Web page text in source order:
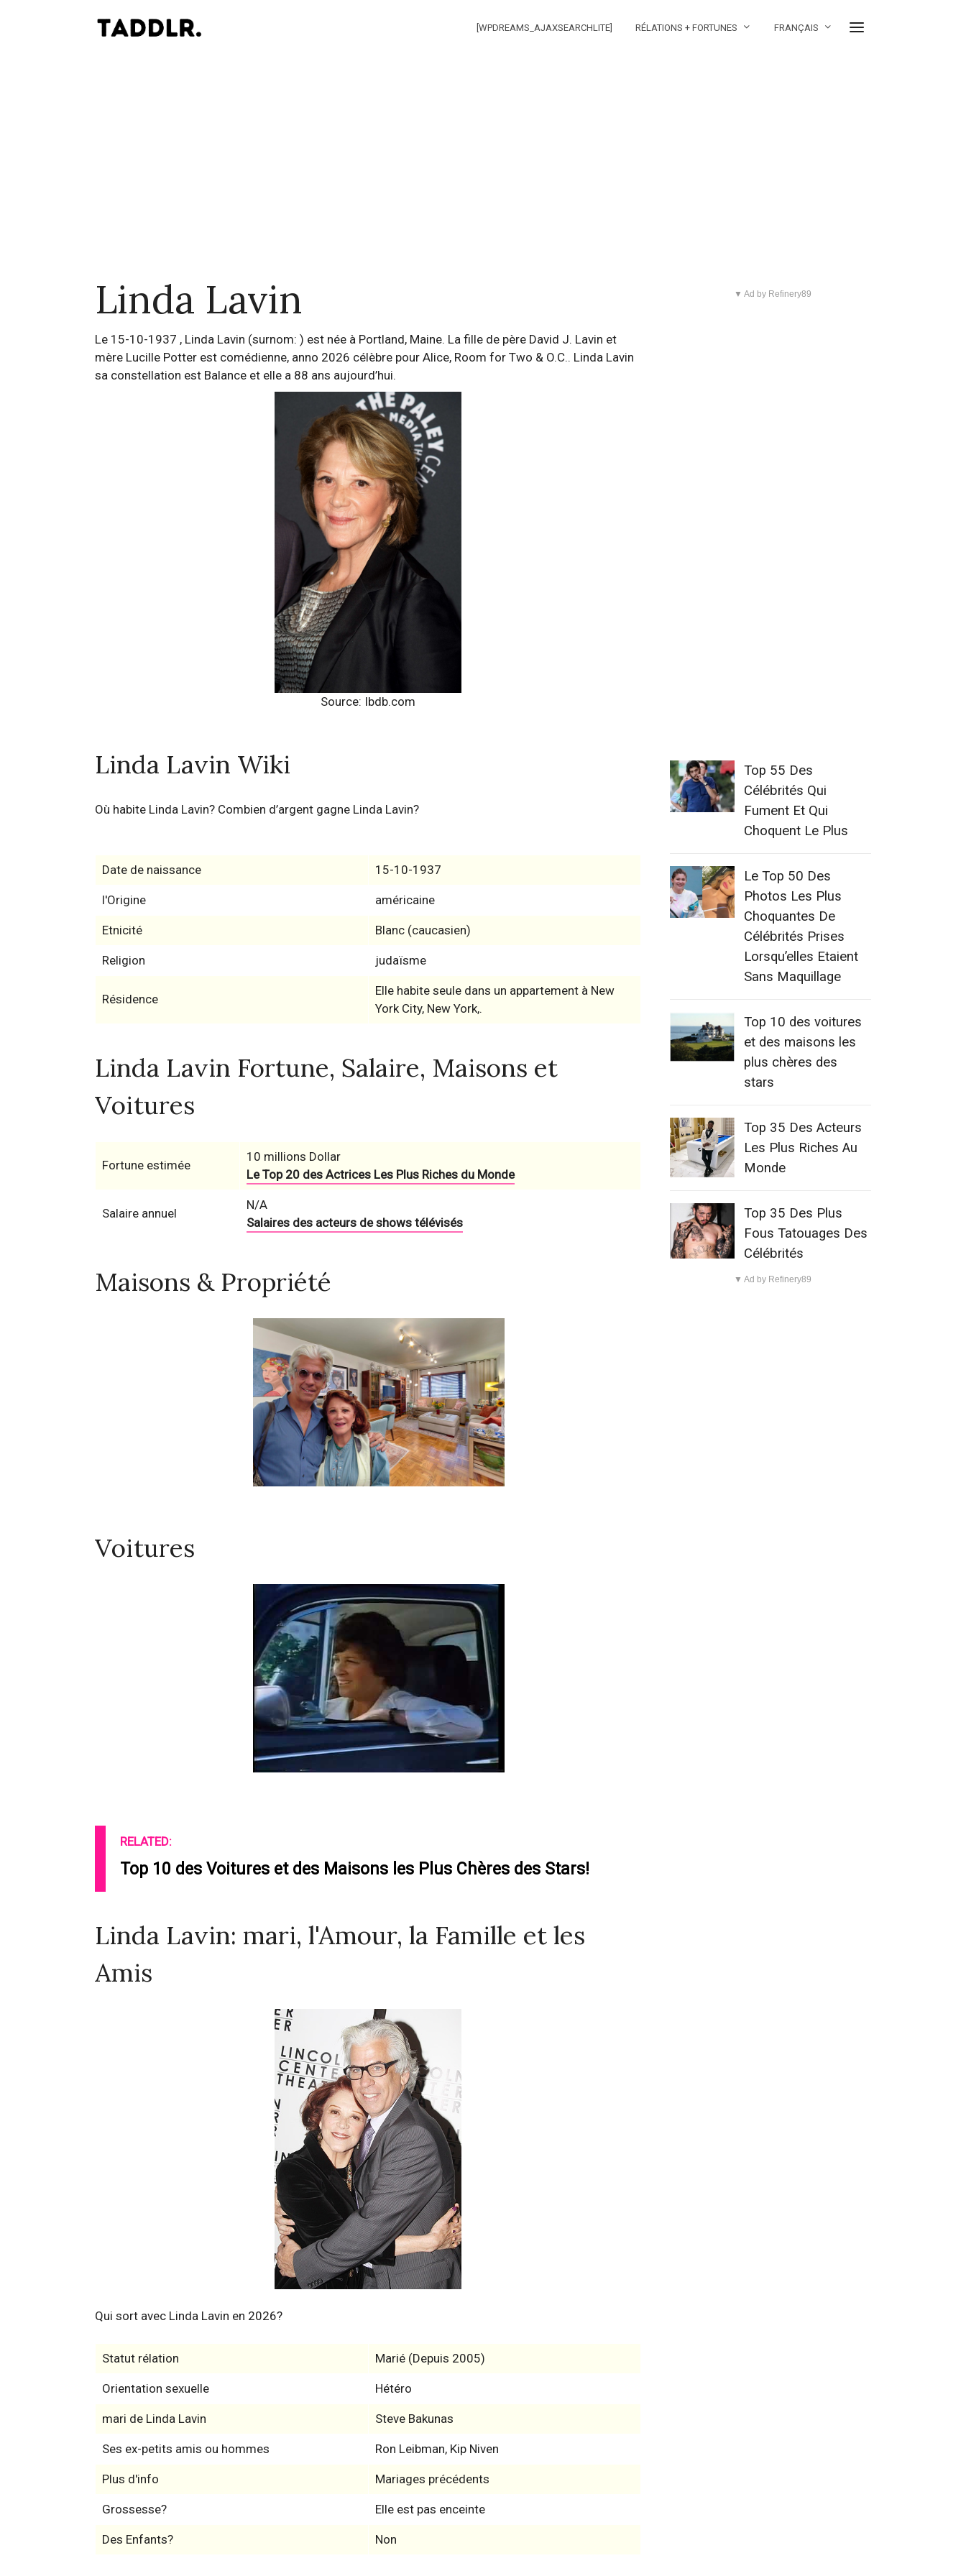
[WPDREAMS_AJAXSEARCHLITE] RÉLATIONS + FORTUNES FRANÇAIS
Linda Lavin
Le 15-10-1937 , Linda Lavin (surnom: ) est née à Portland, Maine. La fille de père David J. Lavin et
mère Lucille Potter est comédienne, anno 2026 célèbre pour Alice, Room for Two & O.C.. Linda Lavin
sa constellation est Balance et elle a 88 ans aujourd’hui.
Source: Ibdb.com
Linda Lavin Wiki
Où habite Linda Lavin? Combien d’argent gagne Linda Lavin?
Date de naissance 15-10-1937
l'Origine américaine
Etnicité Blanc (caucasien)
Religion judaïsme
Résidence
Elle habite seule dans un appartement à New
York City, New York,.
Linda Lavin Fortune, Salaire, Maisons et
Voitures
Fortune estimée
10 millions Dollar
Le Top 20 des Actrices Les Plus Riches du Monde
Salaire annuel
N/A
Salaires des acteurs de shows télévisés
Maisons & Propriété
Voitures
RELATED:
Top 10 des Voitures et des Maisons les Plus Chères des Stars!
Linda Lavin: mari, l'Amour, la Famille et les
Amis
Qui sort avec Linda Lavin en 2026?
Statut rélation Marié (Depuis 2005)
Orientation sexuelle Hétéro
mari de Linda Lavin Steve Bakunas
Ses ex-petits amis ou hommes Ron Leibman, Kip Niven
Plus d'info Mariages précédents
Grossesse? Elle est pas enceinte
Des Enfants? Non
▼ Ad by Refinery89
Top 55 Des
Célébrités Qui
Fument Et Qui
Choquent Le Plus
Le Top 50 Des
Photos Les Plus
Choquantes De
Célébrités Prises
Lorsqu’elles Etaient
Sans Maquillage
Top 10 des voitures
et des maisons les
plus chères des
stars
Top 35 Des Acteurs
Les Plus Riches Au
Monde
Top 35 Des Plus
Fous Tatouages Des
Célébrités
▼ Ad by Refinery89